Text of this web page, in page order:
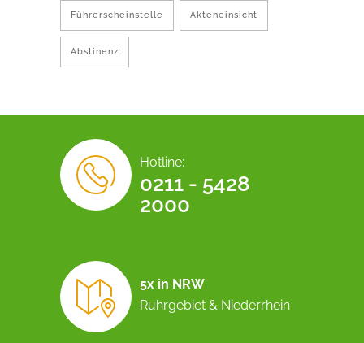
Führerscheinstelle Akteneinsicht
Abstinenz
Hotline:
0211 - 5428
2000
5x in NRW
Ruhrgebiet & Niederrhein